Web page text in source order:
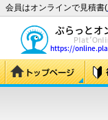
会員はオンラインで見積書(